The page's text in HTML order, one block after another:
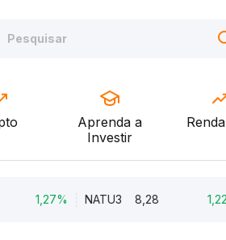
Aprenda a
Investir
1,27% NATU3 8,28 1,22%